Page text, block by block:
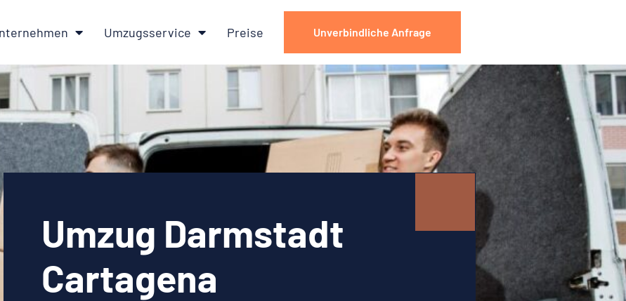
Umzugsservice Preise Unverbindliche Anfrage
Umzug Darmstadt
Cartagena